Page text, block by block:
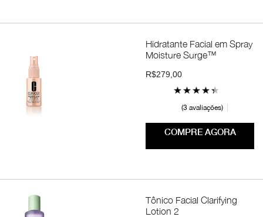
Hidratante Facial em Spray
Moisture Surge™
R$279,00
3 avaliações
COMPRE AGORA
Tônico Facial Clarifying
Lotion 2